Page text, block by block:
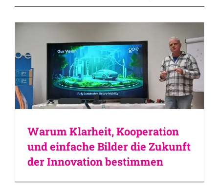
Warum Klarheit, Kooperation
und einfache Bilder die Zukunft
der Innovation bestimmen